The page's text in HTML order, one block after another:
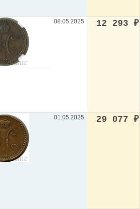
08.05.2025 12 293 ₽
01.05.2025 29 077 ₽